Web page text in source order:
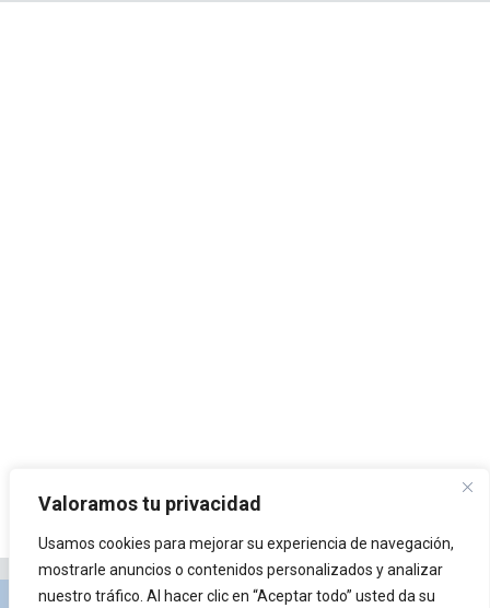
Valoramos tu privacidad
Usamos cookies para mejorar su experiencia de navegación,
mostrarle anuncios o contenidos personalizados y analizar
nuestro tráfico. Al hacer clic en “Aceptar todo” usted da su